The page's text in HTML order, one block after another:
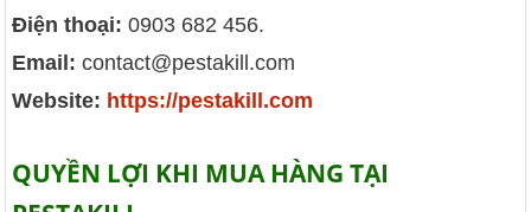
Điện thoại: 0903 682 456.
Email: contact@pestakill.com
Website: https://pestakill.com
QUYỀN LỢI KHI MUA HÀNG TẠI